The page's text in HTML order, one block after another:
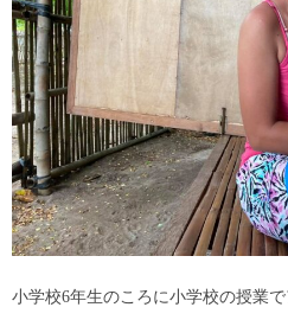
小学校6年生のころに小学校の授業